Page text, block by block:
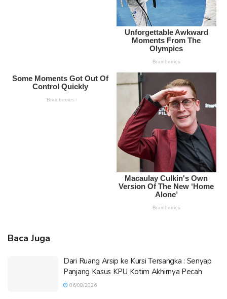
Baca Juga
Dari Ruang Arsip ke Kursi Tersangka : Senyap
Panjang Kasus KPU Kotim Akhirnya Pecah
06/08/2026